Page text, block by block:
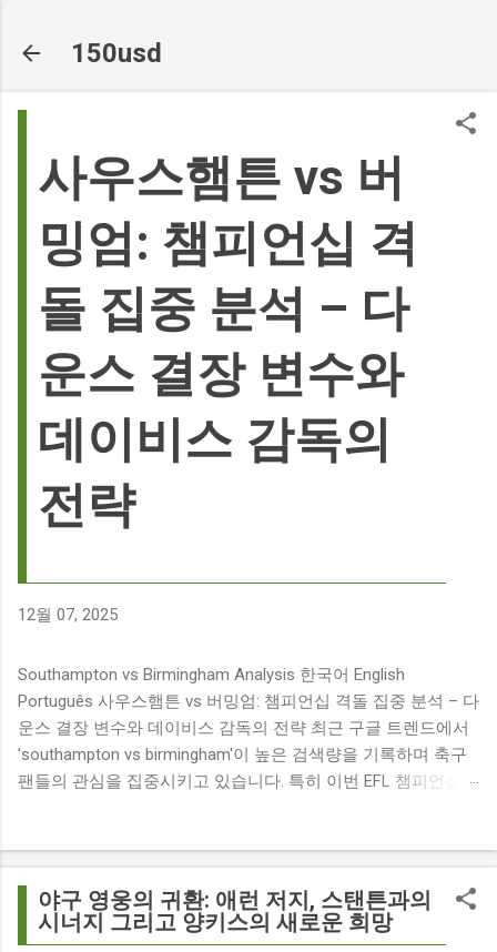
150usd
사우스햄튼 vs 버
밍엄: 챔피언십 격
돌 집중 분석 – 다
운스 결장 변수와
데이비스 감독의
전략
12월 07, 2025
Southampton vs Birmingham Analysis 한국어 English
Português 사우스햄튼 vs 버밍엄: 챔피언십 격돌 집중 분석 – 다
운스 결장 변수와 데이비스 감독의 전략 최근 구글 트렌드에서
'southampton vs birmingham'이 높은 검색량을 기록하며 축구
팬들의 관심을 집중시키고 있습니다. 특히 이번 EFL 챔피언십
다음과 같습니다. The 9 players set to miss Southampton v
Birmingham City ft £7m striker Damion Downs : 사우스햄튼과
버밍엄 시티 경기에서 총 9명의 선수가 결장할 예정이며, 특히
야구 영웅의 귀환: 애런 저지, 스탠튼과의
시너지 그리고 양키스의 새로운 희망